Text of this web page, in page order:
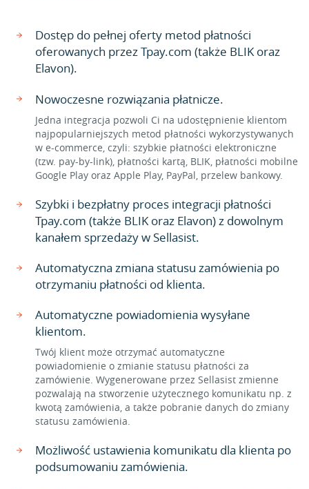
Dostęp do pełnej oferty metod płatności
oferowanych przez Tpay.com (także BLIK oraz
Elavon).
Nowoczesne rozwiązania płatnicze.
Jedna integracja pozwoli Ci na udostępnienie klientom
najpopularniejszych metod płatności wykorzystywanych
w e-commerce, czyli: szybkie płatności elektroniczne
(tzw. pay-by-link), płatności kartą, BLIK, płatności mobilne
Google Play oraz Apple Play, PayPal, przelew bankowy.
Szybki i bezpłatny proces integracji płatności
Tpay.com (także BLIK oraz Elavon) z dowolnym
kanałem sprzedaży w Sellasist.
Automatyczna zmiana statusu zamówienia po
otrzymaniu płatności od klienta.
Automatyczne powiadomienia wysyłane
klientom.
Twój klient może otrzymać automatyczne
powiadomienie o zmianie statusu płatności za
zamówienie. Wygenerowane przez Sellasist zmienne
pozwalają na stworzenie użytecznego komunikatu np. z
kwotą zamówienia, a także pobranie danych do zmiany
statusu zamówienia.
Możliwość ustawienia komunikatu dla klienta po
podsumowaniu zamówienia.